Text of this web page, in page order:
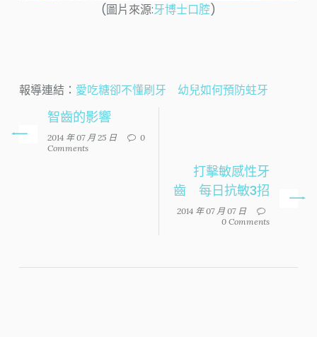
(圖片來源:牙博士口腔)
報導連結： 愛吃糖卻不懂刷牙 幼兒如何預防蛀牙
智齒的影響
2014 年 07 月 25 日
0
Comments
打擊敏感性牙
齒 每日抗敏3招
2014 年 07 月 07 日
0 Comments